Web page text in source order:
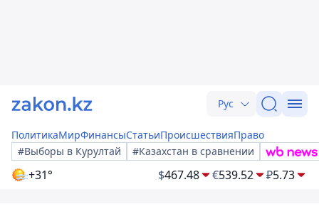
Рус
ПолитикаМирФинансыСтатьиПроисшествияПраво
#Выборы в Курултай
#Казахстан в сравнении
+31° $467.48 €539.52 ₽5.73